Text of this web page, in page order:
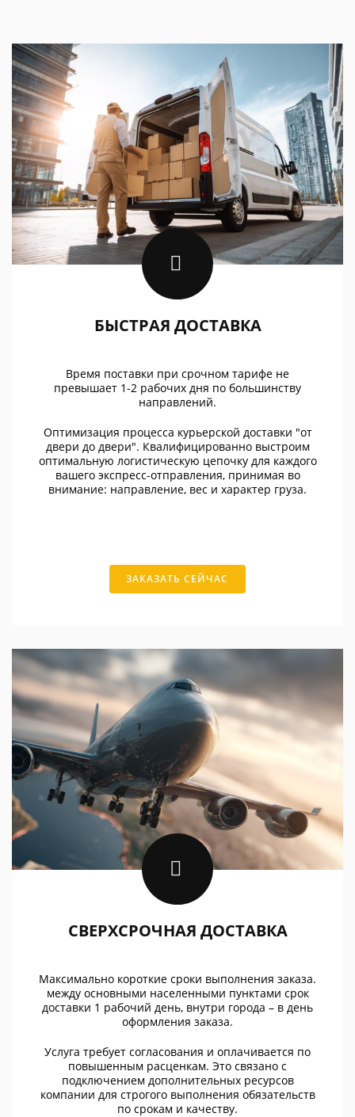
БЫСТРАЯ ДОСТАВКА
Время поставки при срочном тарифе не
превышает 1-2 рабочих дня по большинству
направлений.
Оптимизация процесса курьерской доставки "от
двери до двери". Квалифицированно выстроим
оптимальную логистическую цепочку для каждого
вашего экспресс-отправления, принимая во
внимание: направление, вес и характер груза.
ЗАКАЗАТЬ СЕЙЧАС
СВЕРХСРОЧНАЯ ДОСТАВКА
Максимально короткие сроки выполнения заказа.
между основными населенными пунктами срок
доставки 1 рабочий день, внутри города – в день
оформления заказа.
Услуга требует согласования и оплачивается по
повышенным расценкам. Это связано с
подключением дополнительных ресурсов
компании для строгого выполнения обязательств
по срокам и качеству.